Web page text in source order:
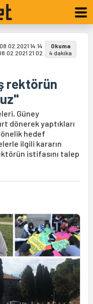
08.02.2021 14:14
21:02
Okuma
4 dakika
rektörün
Güney
dönerek yaptıkları
hedef
ilgili kararın
istifasını talep